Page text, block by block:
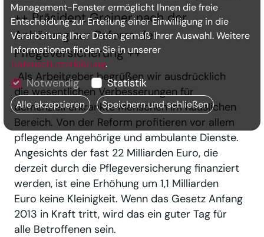
++ Präsident Greiner nach der
Anhörung zur Reform der
Pflegeversicherung ++
„Als Arbeitgeber begrüßen wir ausdrücklich
die wesentlichen Verbesserungen für
demenziell erkrankte Menschen im häuslichen
Bereich. Von der Reform profitieren vor allem
pflegende Angehörige und ambulante Dienste.
Angesichts der fast 22 Milliarden Euro, die
derzeit durch die Pflegeversicherung finanziert
werden, ist eine Erhöhung um 1,1 Milliarden
Euro keine Kleinigkeit. Wenn das Gesetz Anfang
2013 in Kraft tritt, wird das ein guter Tag für
alle Betroffenen sein.
Management-Fenster ermöglicht Ihnen die freie
Entscheidung zur Erteilung einer Einwilligung in die
Verarbeitung Ihrer Daten gemäß Ihrer Auswahl. Weitere
Informationen finden Sie in unserer
Datenschutzerklärung.
Notwendig Statistik
Alle akzeptieren Speichern und schließen